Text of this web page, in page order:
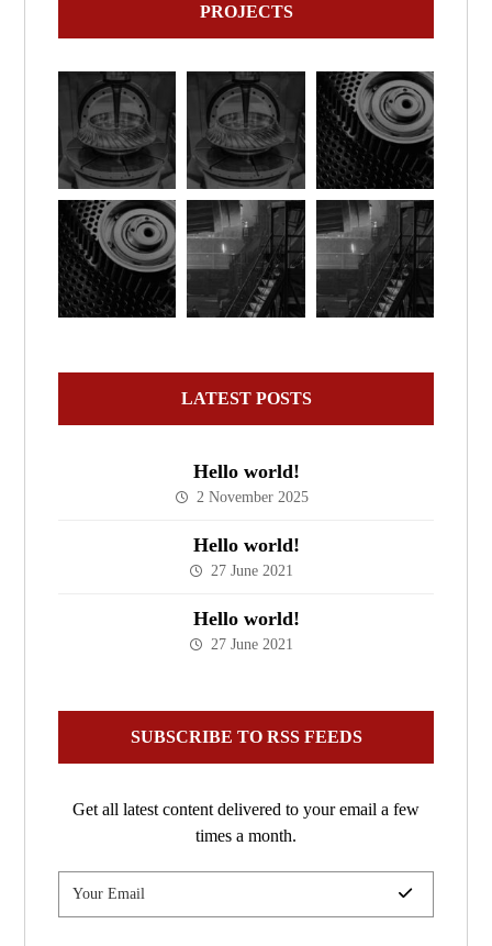
PROJECTS
LATEST POSTS
Hello world!
2 November 2025
Hello world!
27 June 2021
Hello world!
27 June 2021
SUBSCRIBE TO RSS FEEDS
Get all latest content delivered to your email a few
times a month.